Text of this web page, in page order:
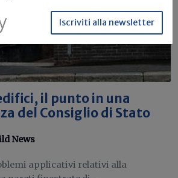
il punto in una
del Consiglio di Stato
News
applicativi relativi alla
Iscriviti alla newsletter